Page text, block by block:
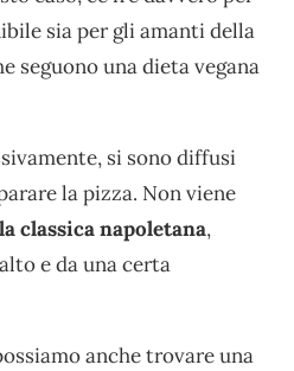
sia per gli amanti della
seguono una dieta vegana
si sono diffusi
la pizza. Non viene
la classica napoletana,
e da una certa
anche trovare una